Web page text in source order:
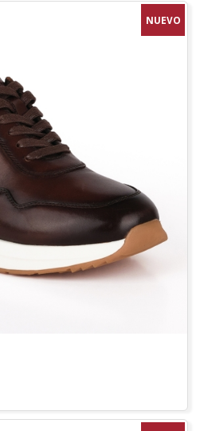
NUEVO